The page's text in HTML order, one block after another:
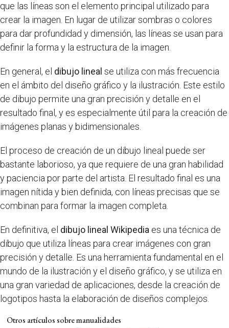
que las líneas son el elemento principal utilizado para
crear la imagen. En lugar de utilizar sombras o colores
para dar profundidad y dimensión, las líneas se usan para
definir la forma y la estructura de la imagen.
En general, el dibujo lineal se utiliza con más frecuencia
en el ámbito del diseño gráfico y la ilustración. Este estilo
de dibujo permite una gran precisión y detalle en el
resultado final, y es especialmente útil para la creación de
imágenes planas y bidimensionales.
El proceso de creación de un dibujo lineal puede ser
bastante laborioso, ya que requiere de una gran habilidad
y paciencia por parte del artista. El resultado final es una
imagen nítida y bien definida, con líneas precisas que se
combinan para formar la imagen completa.
En definitiva, el dibujo lineal Wikipedia es una técnica de
dibujo que utiliza líneas para crear imágenes con gran
precisión y detalle. Es una herramienta fundamental en el
mundo de la ilustración y el diseño gráfico, y se utiliza en
una gran variedad de aplicaciones, desde la creación de
logotipos hasta la elaboración de diseños complejos.
Otros artículos sobre manualidades